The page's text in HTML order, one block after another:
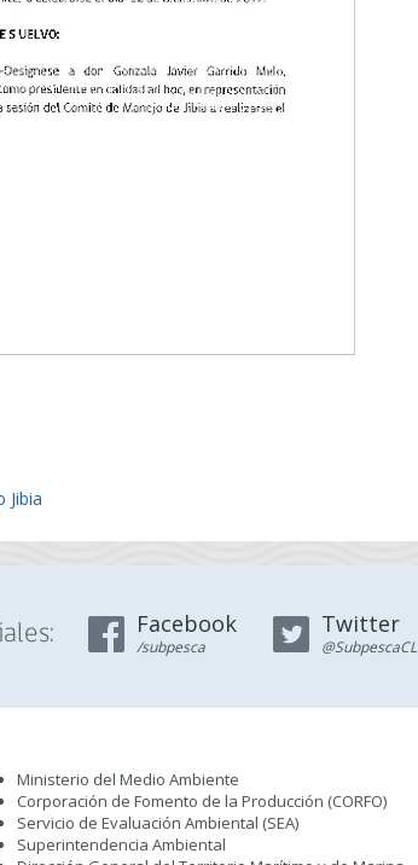
Jibia
Facebook
/subpesca
Twitter
@SubpescaCL
Ministerio del Medio Ambiente
Corporación de Fomento de la Producción (CORFO)
Servicio de Evaluación Ambiental (SEA)
Superintendencia Ambiental